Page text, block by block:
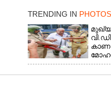
TRENDING IN PHOTOS